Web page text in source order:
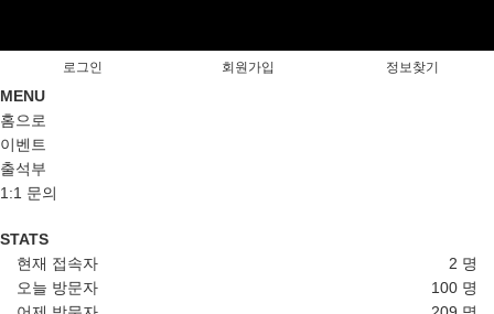
로그인 회원가입 정보찾기
MENU
홈으로
이벤트
출석부
1:1 문의
STATS
2 명
현재 접속자
100 명
오늘 방문자